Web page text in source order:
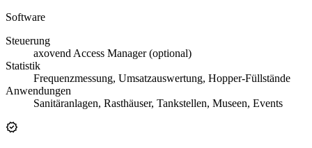
Software
Steuerung
axovend Access Manager (optional)
Statistik
Frequenzmessung, Umsatzauswertung, Hopper-Füllstände
Anwendungen
Sanitäranlagen, Rasthäuser, Tankstellen, Museen, Events
verified